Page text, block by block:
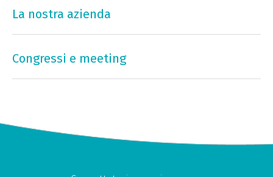
La nostra azienda
Congressi e meeting